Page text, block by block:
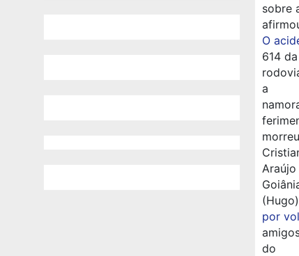
sobre
O
614 da
a
por
do